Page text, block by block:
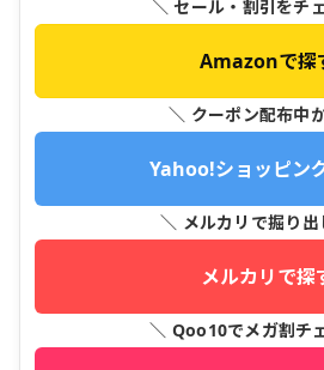
＼ セール・割引をチ
Amazonで探
＼ クーポン配布中
Yahoo!ショッピン
＼ メルカリで掘り出
メルカリで探
＼ Qoo10でメガ割チ